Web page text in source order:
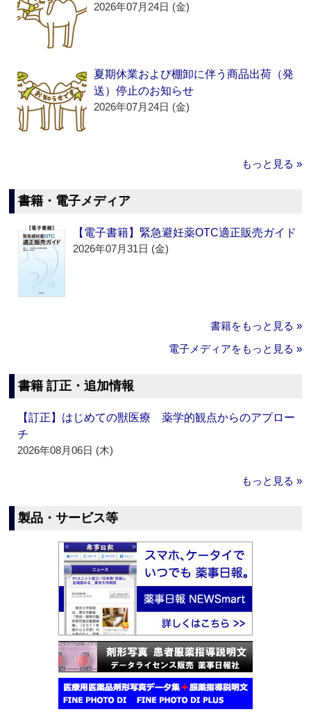
2026年07月24日 (金)
夏期休業および棚卸に伴う商品出荷（発
送）停止のお知らせ
2026年07月24日 (金)
もっと見る »
書籍・電子メディア
【電子書籍】緊急避妊薬OTC適正販売ガイド
2026年07月31日 (金)
書籍をもっと見る »
電子メディアをもっと見る »
書籍 訂正・追加情報
【訂正】はじめての獣医療 薬学的観点からのアプロー
チ
2026年08月06日 (木)
もっと見る »
製品・サービス等